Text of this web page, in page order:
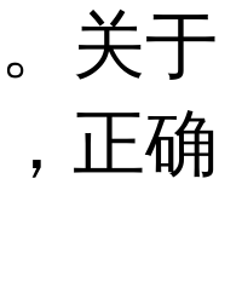
关于
正确